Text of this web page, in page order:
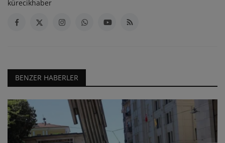
kürecikhaber
BENZER HABERLER